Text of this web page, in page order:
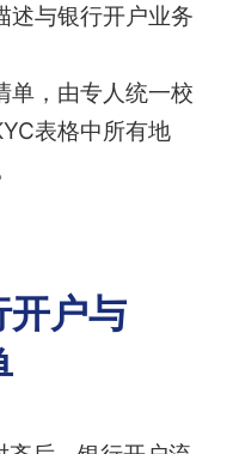
述与银行开户业务
单，由专人统一校
表格中所有地
开户与